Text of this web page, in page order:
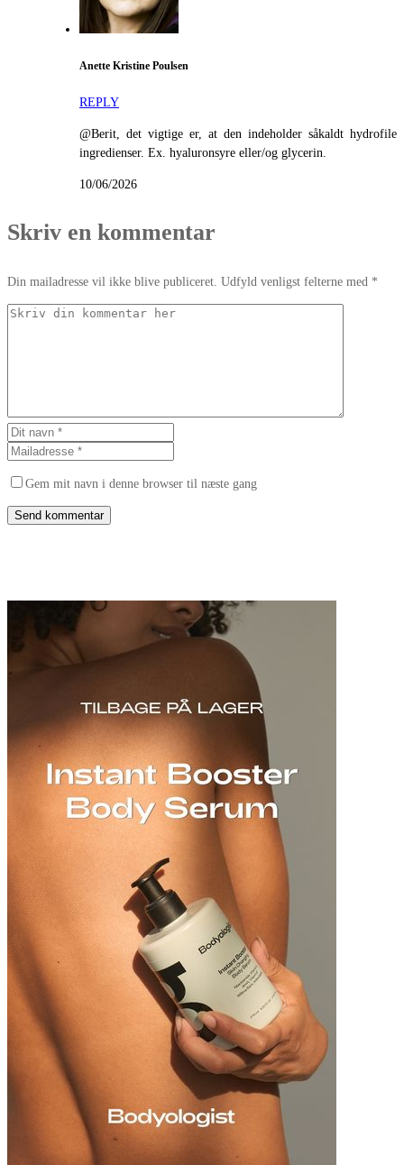
Anette Kristine Poulsen
REPLY
@Berit, det vigtige er, at den indeholder såkaldt hydrofile
ingredienser. Ex. hyaluronsyre eller/og glycerin.
10/06/2026
Skriv en kommentar
Din mailadresse vil ikke blive publiceret. Udfyld venligst felterne med *
Gem mit navn i denne browser til næste gang